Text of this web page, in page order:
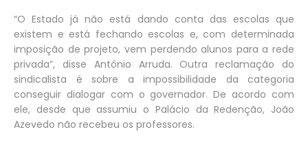
“O Estado já não está dando conta das escolas que
existem e está fechando escolas e, com determinada
imposição de projeto, vem perdendo alunos para a rede
privada”, disse Antônio Arruda. Outra reclamação do
sindicalista é sobre a impossibilidade da categoria
conseguir dialogar com o governador. De acordo com
ele, desde que assumiu o Palácio da Redenção, João
Azevedo não recebeu os professores.